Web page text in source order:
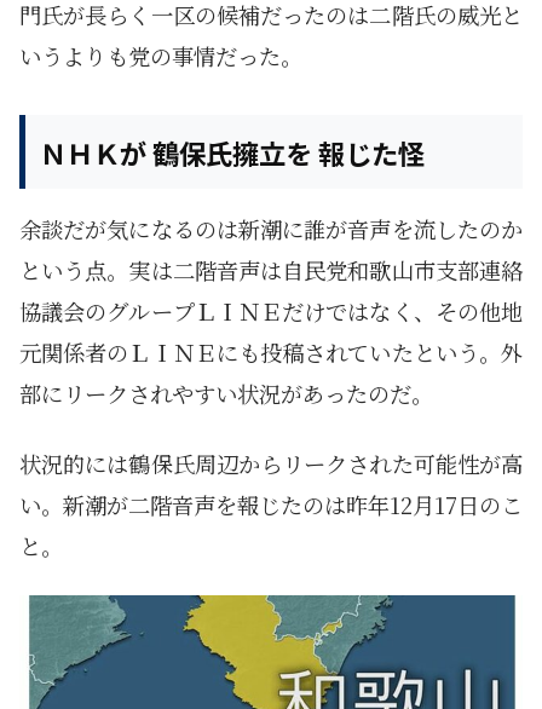
門氏が長らく一区の候補だったのは二階氏の威光と
いうよりも党の事情だった。
ＮＨＫが 鶴保氏擁立を 報じた怪
余談だが気になるのは新潮に誰が音声を流したのか
という点。実は二階音声は自民党和歌山市支部連絡
協議会のグループＬＩＮＥだけではなく、その他地
元関係者のＬＩＮＥにも投稿されていたという。外
部にリークされやすい状況があったのだ。
状況的には鶴保氏周辺からリークされた可能性が高
い。新潮が二階音声を報じたのは昨年12月17日のこ
と。